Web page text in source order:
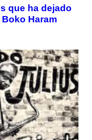
que ha dejado
Haram